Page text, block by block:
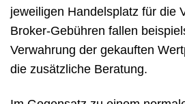
jeweiligen Handelsplatz für die
Broker-Gebühren fallen
Verwahrung der gekauften
die zusätzliche Beratung.